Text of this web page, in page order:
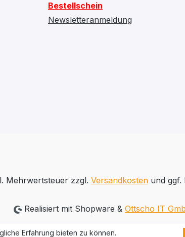
Bestellschein
Newsletteranmeldung
Mehrwertsteuer zzgl. Versandkostenund ggf.
Realisiert mit Shopware &Ottscho IT
Erfahrung bieten zu können.